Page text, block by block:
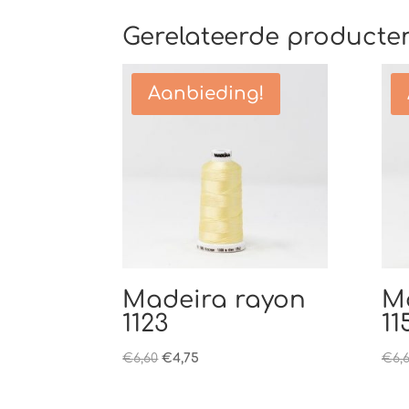
Gerelateerde
Aanbieding!
Madeira rayon
1123
€6,60 Oorspronkelijke
€4,75 €